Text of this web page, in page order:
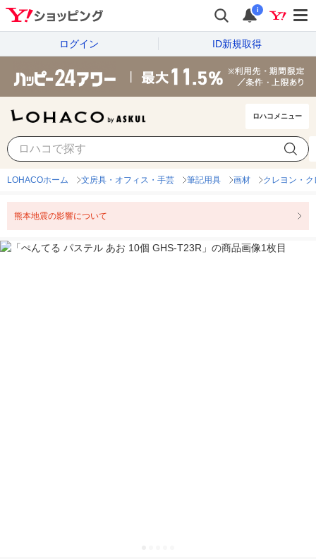
i
ログイン ID新規取得
ロハコメニュー
LOHACOホーム 文房具・オフィス・手芸 筆記用具 画材 クレヨン・
熊本地震の影響について